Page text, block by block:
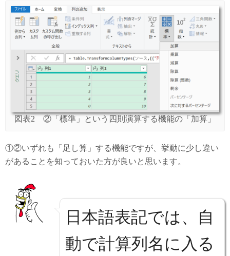
図表2 ②「標準」という四則演算する機能の「加算」
①②いずれも「足し算」する機能ですが、挙動に少し違い
があることを知っておいた方が良いと思います。
日本語表記では、自
動で計算列名に入る